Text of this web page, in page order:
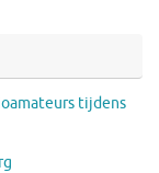
tijdens